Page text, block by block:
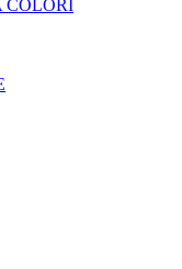
COLORI